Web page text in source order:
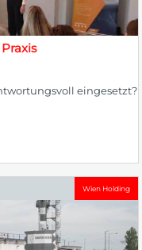
eingesetzt?
Wien Holding